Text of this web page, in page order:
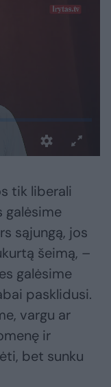
tik liberali
galėsime
sąjungą, jos
šeimą, –
galėsime
pasklidusi.
vargu ar
ir
bet sunku